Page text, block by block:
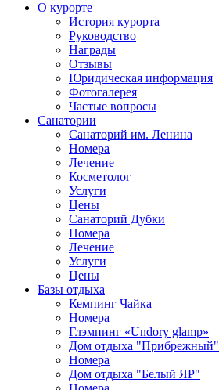
О курорте
История курорта
Руководство
Награды
Отзывы
Юридическая информация
Фотогалерея
Частые вопросы
Санатории
Санаторий им. Ленина
Номера
Лечение
Косметолог
Услуги
Цены
Санаторий Дубки
Номера
Лечение
Услуги
Цены
Базы отдыха
Кемпинг Чайка
Номера
Глэмпинг «Undory glamp»
Дом отдыха "Прибрежный"
Номера
Дом отдыха "Белый ЯР"